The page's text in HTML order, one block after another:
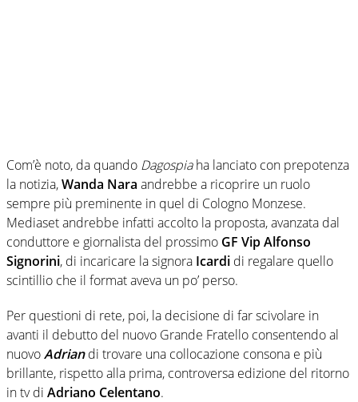
Com’è noto, da quando Dagospiaha lanciato con prepotenza
la notizia,Wanda Nara andrebbe a ricoprire un ruolo
sempre più preminente in quel di Cologno Monzese.
Mediaset andrebbe infatti accolto la proposta, avanzata dal
conduttore e giornalista del prossimo GF VipAlfonso
Signorini, di incaricare la signora Icardi di regalare quello
scintillio che il format aveva un po’ perso.
Per questioni di rete, poi, la decisione di far scivolare in
avanti il debutto del nuovo Grande Fratello consentendo al
nuovoAdrian di trovare una collocazione consona e più
brillante, rispetto alla prima, controversa edizione del ritorno
in tv di Adriano Celentano.